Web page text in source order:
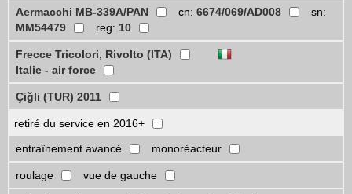
Aermacchi MB-339A/PAN
cn: 6674/069/AD008
sn:
MM54479
reg: 10
Frecce Tricolori, Rivolto (ITA)
Italie - air force
Çiğli (TUR) 2011
retiré du service en 2016+
entraînement avancé
monoréacteur
roulage vue de gauche